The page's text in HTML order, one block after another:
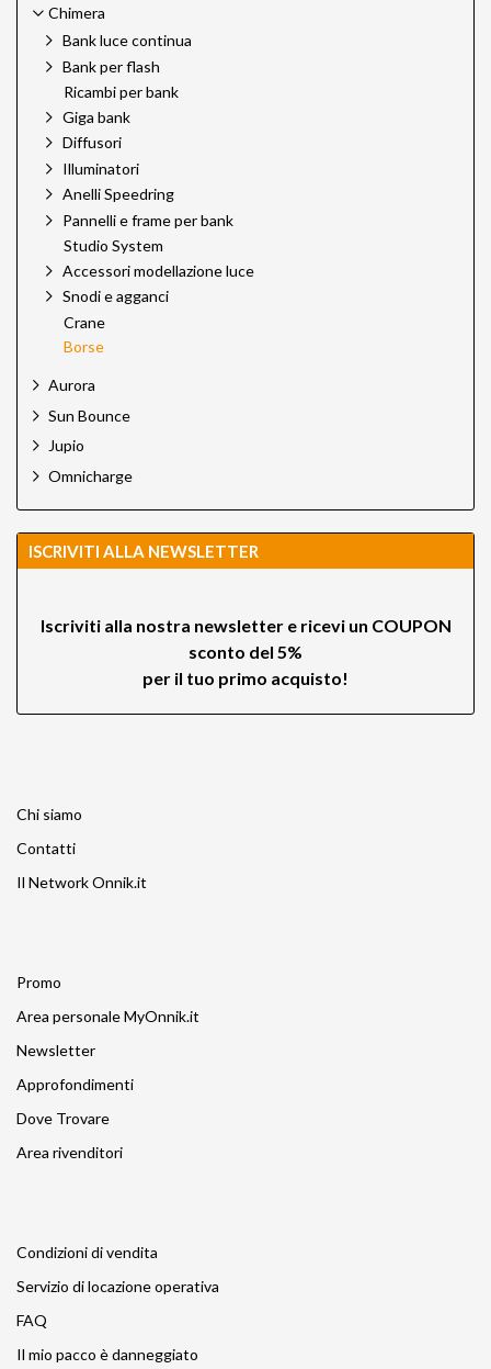
Chimera
Bank luce continua
Bank per flash
Ricambi per bank
Giga bank
Diffusori
Illuminatori
Anelli Speedring
Pannelli e frame per bank
Studio System
Accessori modellazione luce
Snodi e agganci
Crane
Borse
Aurora
Sun Bounce
Jupio
Omnicharge
ISCRIVITI ALLA NEWSLETTER
Iscriviti alla nostra newsletter e ricevi un COUPON
sconto del 5%
per il tuo primo acquisto!
Chi siamo
Contatti
Il Network Onnik.it
Promo
Area personale MyOnnik.it
Newsletter
Approfondimenti
Dove Trovare
Area rivenditori
Condizioni di vendita
Servizio di locazione operativa
FAQ
Il mio pacco è danneggiato